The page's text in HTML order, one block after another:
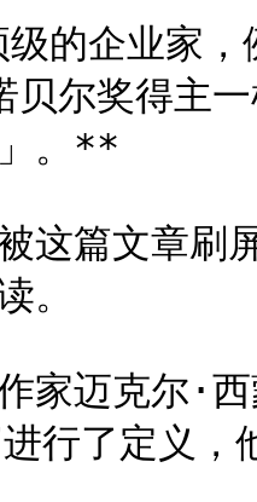
的企业家，
贝尔奖得主
。**
这篇文章刷
。
家迈克尔·
行了定义，